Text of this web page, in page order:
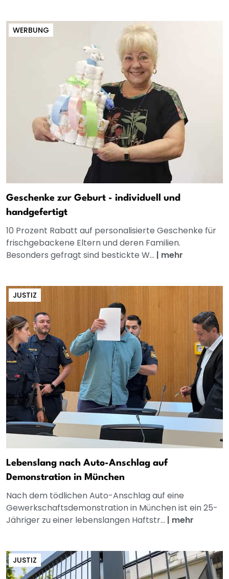
WERBUNG
Geschenke zur Geburt - individuell und
handgefertigt
10 Prozent Rabatt auf personalisierte Geschenke für
frischgebackene Eltern und deren Familien.
Besonders gefragt sind bestickte W... | mehr
JUSTIZ
Lebenslang nach Auto-Anschlag auf
Demonstration in München
Nach dem tödlichen Auto-Anschlag auf eine
Gewerkschaftsdemonstration in München ist ein 25-
Jähriger zu einer lebenslangen Haftstr... | mehr
JUSTIZ